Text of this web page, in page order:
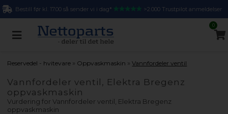
Bestill før kl. 17.00 så sender vi i dag* >2.000 Trustpilot anmeldelser
0
Reservedel - hvitevare » Oppvaskmaskin »Vannfordeler ventil
Vannfordeler ventil, Elektra Bregenz
oppvaskmaskin
Vurdering forVannfordeler ventil, Elektra Bregenz
oppvaskmaskin